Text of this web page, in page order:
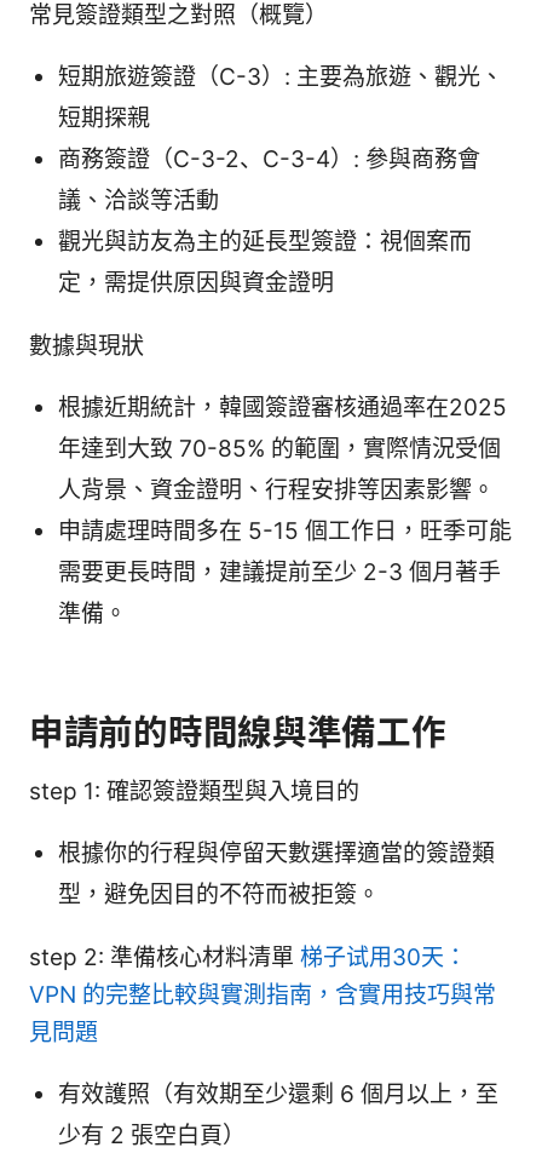
常見簽證類型之對照（概覽）
短期旅遊簽證（C-3）: 主要為旅遊、觀光、
短期探親
商務簽證（C-3-2、C-3-4）: 參與商務會
議、洽談等活動
觀光與訪友為主的延長型簽證：視個案而
定，需提供原因與資金證明
數據與現狀
根據近期統計，韓國簽證審核通過率在2025
年達到大致 70-85% 的範圍，實際情況受個
人背景、資金證明、行程安排等因素影響。
申請處理時間多在 5-15 個工作日，旺季可能
需要更長時間，建議提前至少 2-3 個月著手
準備。
申請前的時間線與準備工作
step 1: 確認簽證類型與入境目的
根據你的行程與停留天數選擇適當的簽證類
型，避免因目的不符而被拒簽。
step 2: 準備核心材料清單 梯子试用30天：
VPN 的完整比較與實測指南，含實用技巧與常
見問題
有效護照（有效期至少還剩 6 個月以上，至
少有 2 張空白頁）